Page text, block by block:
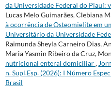
da Universidade Federal do Piauí:
Lucas Melo Guimarães, Clebiana
à ocorrência de Osteomielite em
Universitário da Universidade
Raimunda Sheyla Carneiro Dias,
Maria Yasmin Ribeiro da Cruz,
nutricional enteral domiciliar,
n. Supl.Esp. (2026): I Número
Brasil